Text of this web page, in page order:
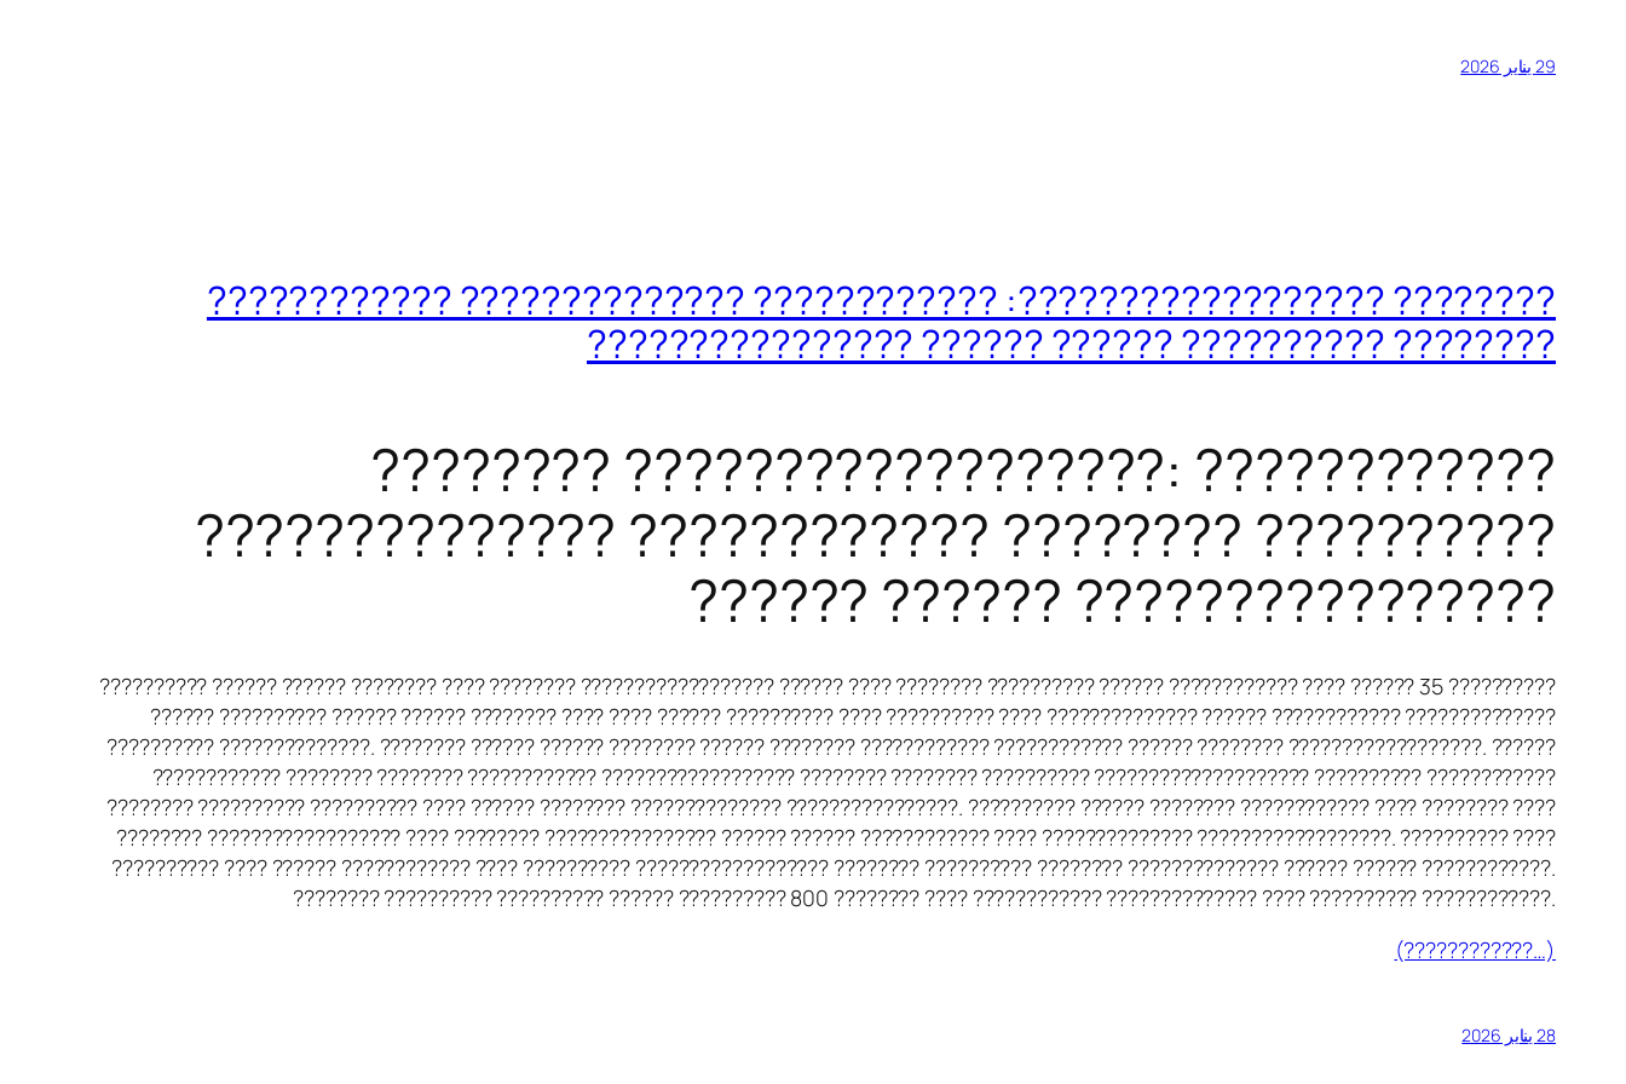
29 يناير 2026
???????? ??????????????????: ???????????? ?????????????? ????????????
???????? ?????????? ?????? ?????? ????????????????
???????? ??????????????????: ????????????
?????????????? ???????????? ???????? ??????????
?????? ?????? ????????????????
?????????? ?????? ?????? ???????? ???? ???????? ?????????????????? ?????? ???? ???????? ?????????? ?????? ???????????? ???? ?????? 35 ??????????
?????? ?????????? ?????? ?????? ???????? ???? ???? ?????? ?????????? ???? ?????????? ???? ?????????????? ?????? ???????????? ??????????????
?????????? ??????????????. ???????? ?????? ?????? ???????? ?????? ???????? ???????????? ???????????? ?????? ???????? ??????????????????. ??????
???????????? ???????? ???????? ???????????? ?????????????????? ???????? ???????? ?????????? ???????????????????? ?????????? ????????????
???????? ?????????? ?????????? ???? ?????? ???????? ?????????????? ????????????????. ?????????? ?????? ???????? ???????????? ???? ???????? ????
???????? ?????????????????? ???? ???????? ???????????????? ?????? ?????? ???????????? ???? ?????????????? ??????????????????. ?????????? ????
?????????? ???? ?????? ???????????? ???? ?????????? ?????????????????? ???????? ?????????? ???????? ?????????????? ?????? ?????? ????????????.
???????? ?????????? ?????????? ?????? ?????????? 800 ???????? ???? ???????????? ?????????????? ???? ?????????? ????????????.
(????????????…)
28 يناير 2026